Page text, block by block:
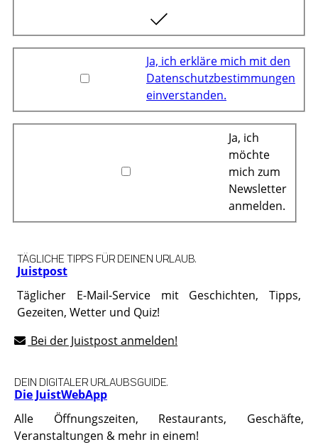
Ja, ich erkläre mich mit den
Datenschutzbestimmungen
einverstanden.
Ja, ich
möchte
mich zum
Newsletter
anmelden.
Juistpost
TÄGLICHE TIPPS FÜR DEINEN URLAUB.
Täglicher E-Mail-Service mit Geschichten, Tipps,
Gezeiten, Wetter und Quiz!
Bei der Juistpost anmelden!
Die JuistWebApp
DEIN DIGITALER URLAUBSGUIDE.
Alle Öffnungszeiten, Restaurants, Geschäfte,
Veranstaltungen & mehr in einem!